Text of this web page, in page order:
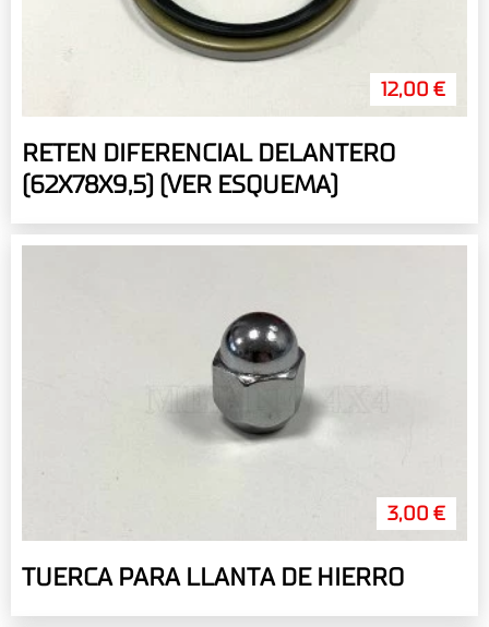
12,00 €
RETEN DIFERENCIAL DELANTERO
(62X78X9,5) (VER ESQUEMA)
3,00 €
TUERCA PARA LLANTA DE HIERRO